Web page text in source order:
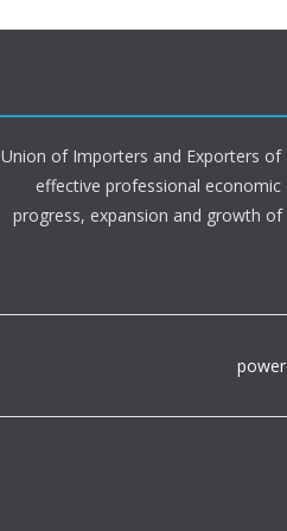
Union of Importers and Exporters of
effective professional
progress, expansion and growth